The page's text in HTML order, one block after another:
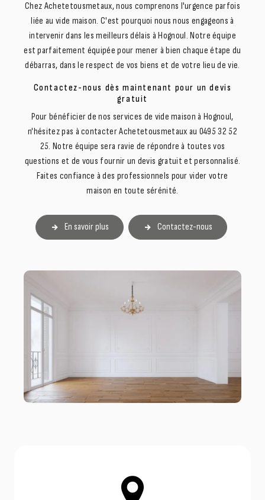
Chez Achetetousmetaux, nous comprenons l'urgence parfois
liée au vide maison. C'est pourquoi nous nous engageons à
intervenir dans les meilleurs délais à Hognoul. Notre équipe
est parfaitement équipée pour mener à bien chaque étape du
débarras, dans le respect de vos biens et de votre lieu de vie.
Contactez-nous dès maintenant pour un devis
gratuit
Pour bénéficier de nos services de vide maison à Hognoul,
n'hésitez pas à contacter Achetetousmetaux au 0495 32 52
25. Notre équipe sera ravie de répondre à toutes vos
questions et de vous fournir un devis gratuit et personnalisé.
Faites confiance à des professionnels pour vider votre
maison en toute sérénité.
En savoir plus Contactez-nous